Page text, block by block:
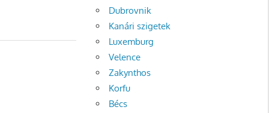
Dubrovnik
Kanári szigetek
Luxemburg
Velence
Zakynthos
Korfu
Bécs